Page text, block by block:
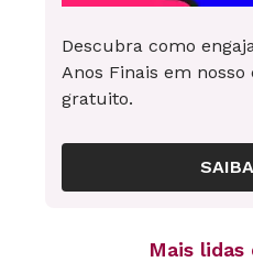
Descubra como
Anos Finais em
gratuito.
Mais lidas